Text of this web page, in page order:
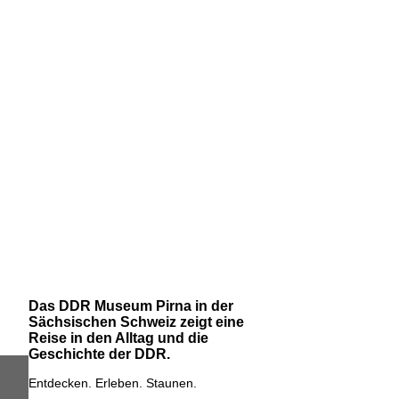
Das DDR Museum Pirna in der
Sächsischen Schweiz zeigt eine
Reise in den Alltag und die
Geschichte der DDR.
Entdecken. Erleben. Staunen.